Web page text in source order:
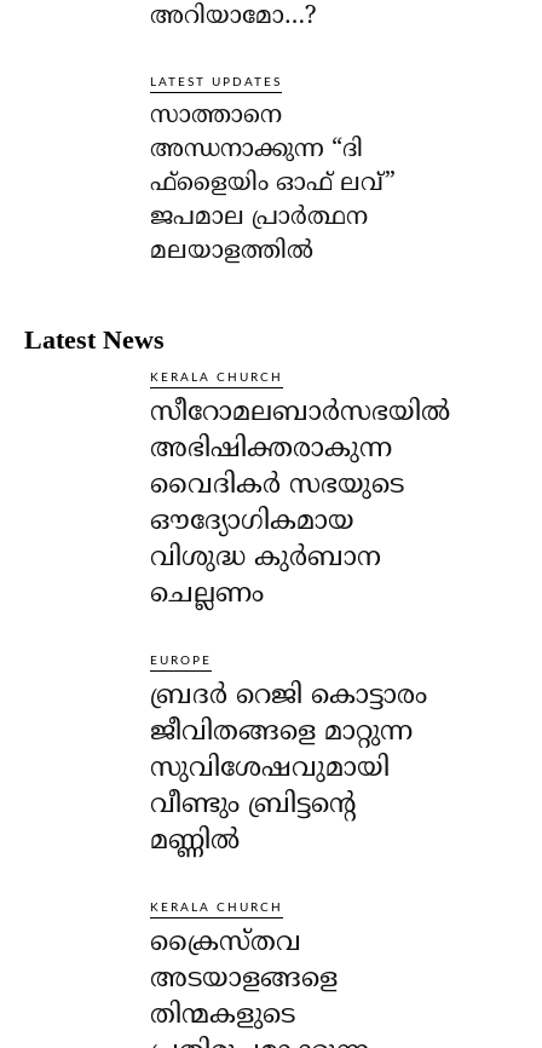
അറിയാമോ…?
LATEST UPDATES
സാത്താനെ
അന്ധനാക്കുന്ന “ദി
ഫ്‌ളൈയിം ഓഫ് ലവ്”
ജപമാല പ്രാർത്ഥന
മലയാളത്തിൽ
Latest News
KERALA CHURCH
സീറോമലബാർസഭയിൽ
അഭിഷിക്തരാകുന്ന
വൈദികർ സഭയുടെ
ഔദ്യോഗികമായ
വിശുദ്ധ കുർബാന
ചെല്ലണം
EUROPE
ബ്രദർ റെജി കൊട്ടാരം
ജീവിതങ്ങളെ മാറ്റുന്ന
സുവിശേഷവുമായി
വീണ്ടും ബ്രിട്ടന്റെ
മണ്ണിൽ
KERALA CHURCH
ക്രൈസ്തവ
അടയാളങ്ങളെ
തിന്മകളുടെ